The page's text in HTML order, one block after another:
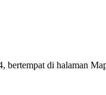
bertempat di halaman